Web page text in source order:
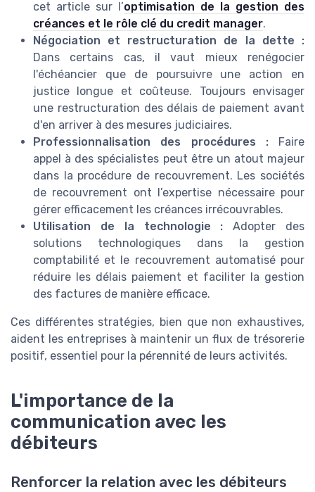
cet article sur l’optimisation de la gestion des
créances et le rôle clé du credit manager.
Négociation et restructuration de la dette :
Dans certains cas, il vaut mieux renégocier
l'échéancier que de poursuivre une action en
justice longue et coûteuse. Toujours envisager
une restructuration des délais de paiement avant
d'en arriver à des mesures judiciaires.
Professionnalisation des procédures :Faire
appel à des spécialistes peut être un atout majeur
dans la procédure de recouvrement. Les sociétés
de recouvrement ont l’expertise nécessaire pour
gérer efficacement les créances irrécouvrables.
Utilisation de la technologie : Adopter des
solutions technologiques dans la gestion
comptabilité et le recouvrement automatisé pour
réduire les délais paiement et faciliter la gestion
des factures de manière efficace.
Ces différentes stratégies, bien que non exhaustives,
aident les entreprises à maintenir un flux de trésorerie
positif, essentiel pour la pérennité de leurs activités.
L'importance de la
communication avec les
débiteurs
Renforcer la relation avec les débiteurs